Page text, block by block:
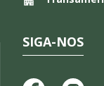
SIGA-NOS